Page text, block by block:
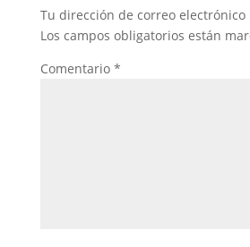
Tu dirección de correo
Los campos obligatorios están
Comentario *